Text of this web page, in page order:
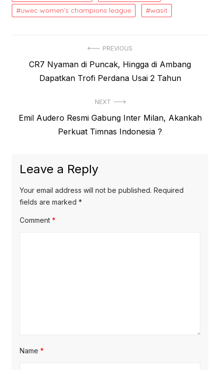
uwec women’s champions league
wasit
navigation
PREVIOUS
Previous
CR7 Nyaman di Puncak, Hingga di Ambang
Dapatkan Trofi Perdana Usai 2 Tahun
NEXT
Next
Emil Audero Resmi Gabung Inter Milan, Akankah
Perkuat Timnas Indonesia ?
Leave a Reply
Your email address will not be published. Required
fields are marked *
Comment *
Name *